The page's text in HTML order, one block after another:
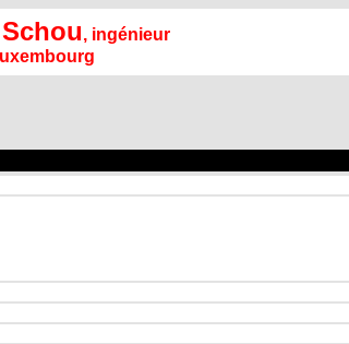
, ingénieur